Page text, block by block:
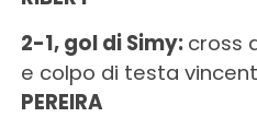
2-1, gol di Simy: cross
e colpo di testa
PEREIRA